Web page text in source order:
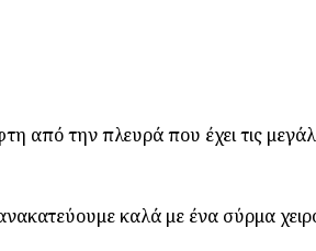
από την πλευρά που έχει τις
καλά με ένα σύρμα